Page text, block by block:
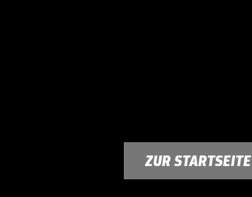
ZUR STARTSEITE